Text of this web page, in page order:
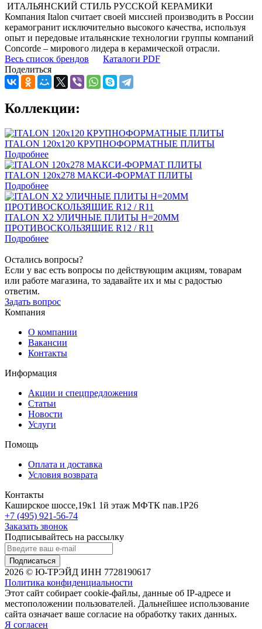
ИТАЛЬЯНСКИЙ СТИЛЬ РУССКОЙ КЕРАМИКИ
Компания Italon считает своей миссией производить в России
керамогранит исключительно высокого качества, используя
опыт и передовые итальянские технологии группы компаний
Concorde – мирового лидера в керамической отрасли.
Весь список брендов
Каталоги PDF
Поделиться
Коллекции:
ITALON 120x120 КРУПНОФОРМАТНЫЕ ПЛИТЫ
Подробнее
ITALON 120x278 МАКСИ-ФОРМАТ ПЛИТЫ
Подробнее
ITALON X2 УЛИЧНЫЕ ПЛИТЫ Н=20ММ
ПРОТИВОСКОЛЬЗЯЩИЕ R12 / R11
Подробнее
Остались вопросы?
Если у вас есть вопросы по действующим акциям, товарам
или работе магазина, то задавайте их и мы с радостью
ответим.
Задать вопрос
Компания
О компании
Вакансии
Контакты
Информация
Акции и спецпредложения
Статьи
Новости
Услуги
Помощь
Оплата и доставка
Условия возврата
Контакты
Каширское шоссе,19к1 1й этаж МФТК пав.1Р26
+7 (495) 921-56-74
Заказать звонок
Подписывайтесь на рассылку
Подписаться
2026 © Ю-ТРЭЙД ИНН 7728190617
Политика конфиденциальности
Этот сайт собирает cookie-файлы, данные об IP-адресе и
местоположении пользователей. Дальнейшее использование
сайта означает ваше согласие на обработку таких данных.
Я согласен